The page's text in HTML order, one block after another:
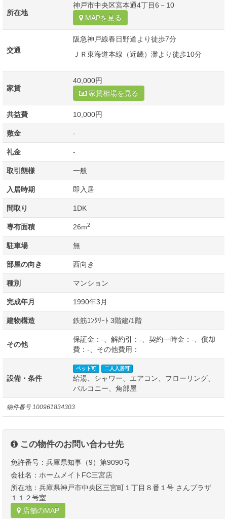
物件番号100961834303
所在地
神戸市中央区宮本通4丁目6－10
MAPを見る
交通
阪急神戸線春日野道より徒歩7分
ＪＲ東海道本線（近畿）灘より徒歩10分
家賃
40,000円
家賃相場を見る
共益費 10,000円
敷金 -
礼金 -
取引態様 一般
入居時期 即入居
間取り 1DK
専有面積 26m2
駐車場 無
部屋の向き 西向き
種別 マンション
完成年月 1990年3月
建物構造 鉄筋ｺﾝｸﾘｰﾄ 3階建/1階
その他
保証金：-、解約引：-、契約一時金：-、償却
費：-、その他費用：
設備・条件
ペット可 二人入居可
給湯、シャワー、エアコン、フローリング、
バルコニー、角部屋
この物件のお問い合わせ先
免許番号：兵庫県知事（9）第9090号
会社名：ホームメイトFC三宮店
所在地：兵庫県神戸市中央区三宮町１丁目８番１号 さんプラザ
１１２号室
店舗のMAP